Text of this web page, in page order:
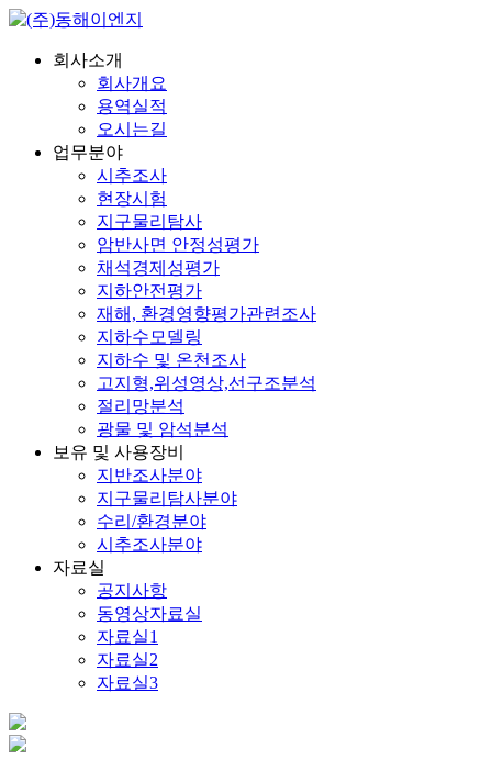
회사소개
회사개요
용역실적
오시는길
업무분야
시추조사
현장시험
지구물리탐사
암반사면 안정성평가
채석경제성평가
지하안전평가
재해, 환경영향평가관련조사
지하수모델링
지하수 및 온천조사
고지형,위성영상,선구조분석
절리망분석
광물 및 암석분석
보유 및 사용장비
지반조사분야
지구물리탐사분야
수리/환경분야
시추조사분야
자료실
공지사항
동영상자료실
자료실1
자료실2
자료실3